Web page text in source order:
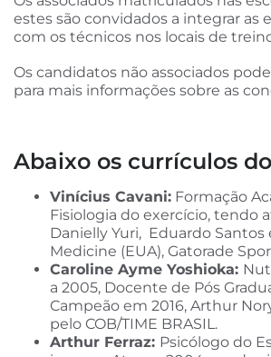
estes são convidados a integrar as
com os técnicos nos locais de
Os candidatos não associados
para mais informações sobre as
Abaixo os currículos
Vinícius Cavani: Formação
Fisiologia do exercício, tendo
Danielly Yuri, Eduardo
Medicine (EUA), Gatorade
Caroline Ayme Yoshioka:
a 2005, Docente de Pós
Campeão em 2016, Arthur
pelo COB/TIME BRASIL.
Arthur Ferraz: Psicólogo do